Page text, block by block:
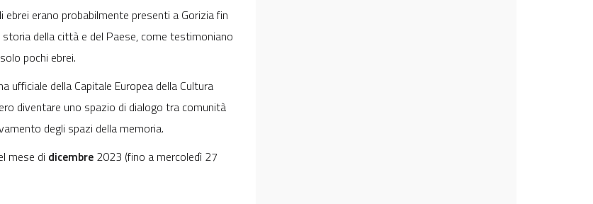
erano probabilmente presenti a Gorizia fin
della città e del Paese, come testimoniano
pochi ebrei.
della Capitale Europea della Cultura
diventare uno spazio di dialogo tra comunità
degli spazi della memoria.
mese di dicembre 2023 (fino a mercoledì 27